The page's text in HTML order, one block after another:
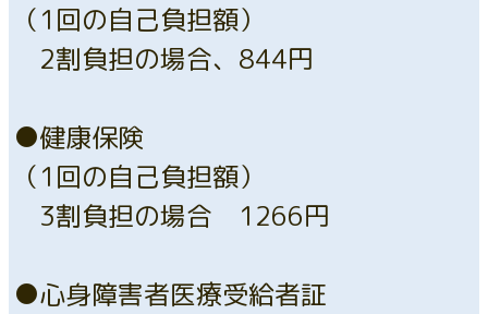
（1回の自己負担額）
2割負担の場合、844円
●健康保険
（1回の自己負担額）
3割負担の場合 1266円
●心身障害者医療受給者証